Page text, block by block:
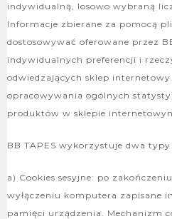
indywidualną, losowo wybraną
Informacje zbierane za pomocą
dostosowywać oferowane przez
indywidualnych preferencji i
odwiedzających sklep
opracowywania ogólnych
produktów w sklepie
BB TAPES wykorzystuje dwa
a) Cookies sesyjne: po
wyłączeniu komputera zapisane
pamięci urządzenia. Mechanizm